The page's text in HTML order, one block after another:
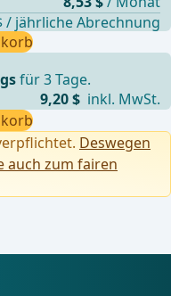
für 3 Tage.
9,20 $ inkl. MwSt.
/ jährliche Abrechnung
Deswegen
auch zum fairen